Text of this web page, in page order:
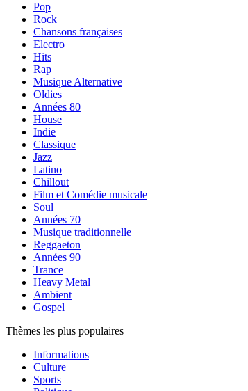
Pop
Rock
Chansons françaises
Electro
Hits
Rap
Musique Alternative
Oldies
Années 80
House
Indie
Classique
Jazz
Latino
Chillout
Film et Comédie musicale
Soul
Années 70
Musique traditionnelle
Reggaeton
Années 90
Trance
Heavy Metal
Ambient
Gospel
Thèmes les plus populaires
Informations
Culture
Sports